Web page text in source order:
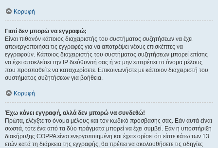
Κορυφή
Γιατί δεν μπορώ να εγγραφώ;
Είναι πιθανόν κάποιος διαχειριστής του συστήματος συζητήσεων να έχει
απενεργοποιήσει τις εγγραφές για να αποτρέψει νέους επισκέπτες να
εγγραφούν. Κάποιος διαχειριστής του συστήματος συζητήσεων μπορεί επίσης
να έχει αποκλείσει την IP διεύθυνσή σας ή να μην επιτρέπει το όνομα μέλους
που προσπαθείτε να καταχωρίσετε. Επικοινωνήστε με κάποιον διαχειριστή του
συστήματος συζητήσεων για βοήθεια.
Κορυφή
Έχω κάνει εγγραφή, αλλά δεν μπορώ να συνδεθώ!
Πρώτα, ελέγξτε το όνομα μέλους και τον κωδικό πρόσβασής σας. Εάν αυτά είναι
σωστά, τότε ένα από τα δύο πράγματα μπορεί να έχει συμβεί. Εάν η υποστήριξη
διακήρυξης COPPA είναι ενεργοποιημένη και έχετε ορίσει ότι είστε κάτω των 13
ετών κατά τη διάρκεια της εγγραφής, θα πρέπει να ακολουθήσετε τις οδηγίες